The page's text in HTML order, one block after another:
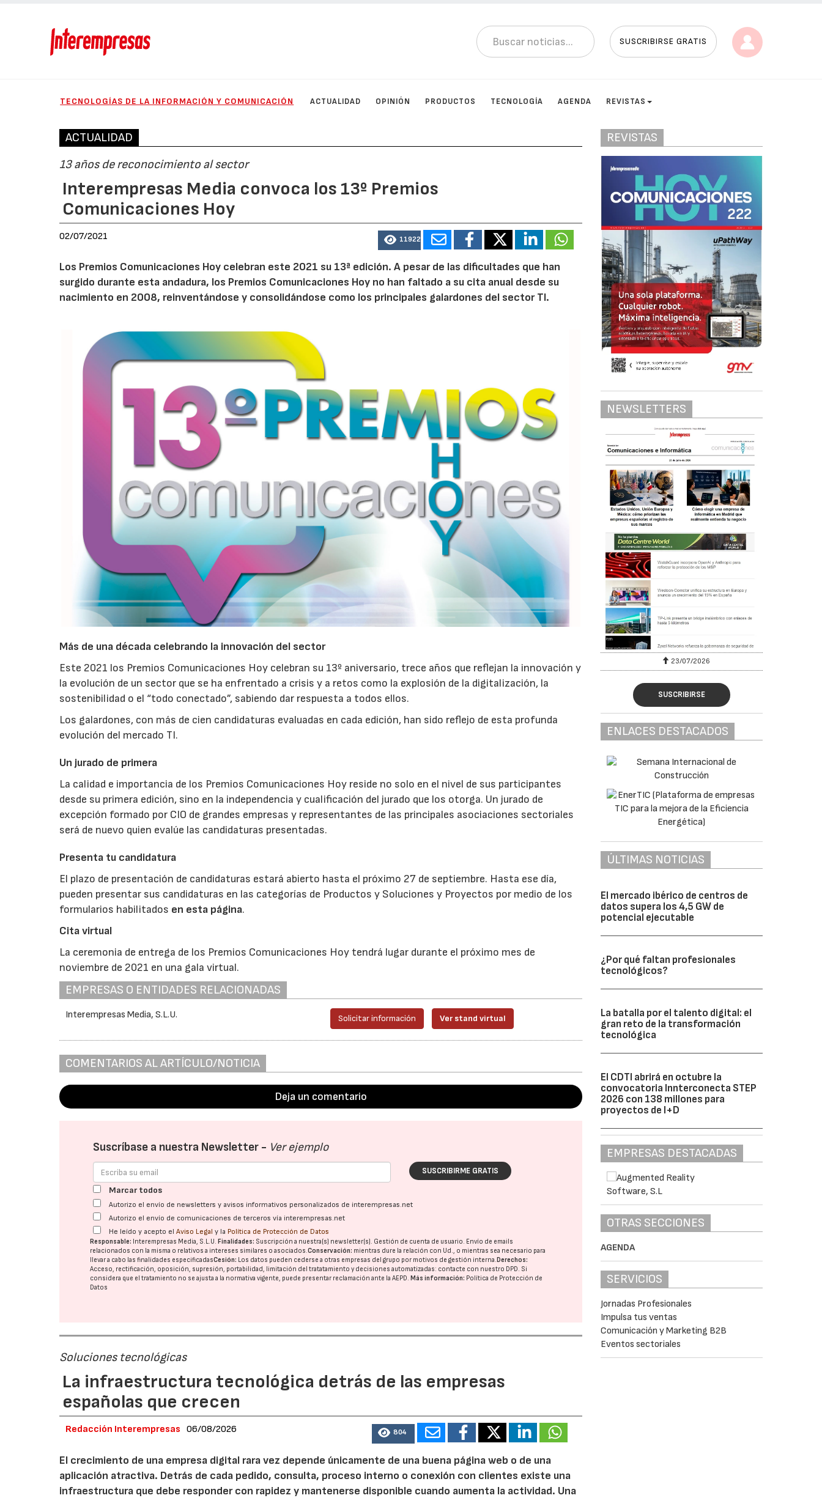
SUSCRIBIRSE GRATIS
TECNOLOGÍAS DE LA INFORMACIÓN Y COMUNICACIÓN ACTUALIDAD OPINIÓN PRODUCTOS TECNOLOGÍA AGENDA REVISTAS
ACTUALIDAD
13 años de reconocimiento al sector
Interempresas Media convoca los 13º Premios
Comunicaciones Hoy
02/07/2021 11922
Los Premios Comunicaciones Hoy celebran este 2021 su 13ª edición. A pesar de las dificultades que han
surgido durante esta andadura, los Premios Comunicaciones Hoy no han faltado a su cita anual desde su
nacimiento en 2008, reinventándose y consolidándose como los principales galardones del sector TI.
Más de una década celebrando la innovación del sector
Este 2021 los Premios Comunicaciones Hoy celebran su 13º aniversario, trece años que reflejan la innovación y
la evolución de un sector que se ha enfrentado a crisis y a retos como la explosión de la digitalización, la
sostenibilidad o el “todo conectado”, sabiendo dar respuesta a todos ellos.
Los galardones, con más de cien candidaturas evaluadas en cada edición, han sido reflejo de esta profunda
evolución del mercado TI.
Un jurado de primera
La calidad e importancia de los Premios Comunicaciones Hoy reside no solo en el nivel de sus participantes
desde su primera edición, sino en la independencia y cualificación del jurado que los otorga. Un jurado de
excepción formado por CIO de grandes empresas y representantes de las principales asociaciones sectoriales
será de nuevo quien evalúe las candidaturas presentadas.
Presenta tu candidatura
El plazo de presentación de candidaturas estará abierto hasta el próximo 27 de septiembre. Hasta ese día,
pueden presentar sus candidaturas en las categorías de Productos y Soluciones y Proyectos por medio de los
formularios habilitados en esta página.
Cita virtual
La ceremonia de entrega de los Premios Comunicaciones Hoy tendrá lugar durante el próximo mes de
noviembre de 2021 en una gala virtual.
EMPRESAS O ENTIDADES RELACIONADAS
Interempresas Media, S.L.U. Solicitar información Ver stand virtual
COMENTARIOS AL ARTÍCULO/NOTICIA
Deja un comentario
Suscríbase a nuestra Newsletter - Ver ejemplo
SUSCRIBIRME GRATIS
Marcar todos
Autorizo el envío de newsletters y avisos informativos personalizados de interempresas.net
Autorizo el envío de comunicaciones de terceros vía interempresas.net
He leído y acepto elAviso Legal y la Política de Protección de Datos
Responsable: Interempresas Media, S.L.U. Finalidades: Suscripción a nuestra(s) newsletter(s). Gestión de cuenta de usuario. Envío de emails
relacionados con la misma o relativos a intereses similares o asociados.Conservación: mientras dure la relación con Ud., o mientras sea necesario para
llevar a cabo las finalidades especificadasCesión: Los datos pueden cederse a otras empresas del grupo por motivos de gestión interna. Derechos:
Acceso, rectificación, oposición, supresión, portabilidad, limitación del tratatamiento y decisiones automatizadas: contacte con nuestro DPD. Si
considera que el tratamiento no se ajusta a la normativa vigente, puede presentar reclamación ante laAEPD. Más información: Política de Protección de
Datos
Soluciones tecnológicas
La infraestructura tecnológica detrás de las empresas
españolas que crecen
Redacción Interempresas 06/08/2026 804
El crecimiento de una empresa digital rara vez depende únicamente de una buena página web o de una
aplicación atractiva. Detrás de cada pedido, consulta, proceso interno o conexión con clientes existe una
infraestructura que debe responder con rapidez y mantenerse disponible cuando aumenta la actividad. Una
REVISTAS
NEWSLETTERS
23/07/2026
SUSCRIBIRSE
ENLACES DESTACADOS
ÚLTIMAS NOTICIAS
El mercado ibérico de centros de
datos supera los 4,5 GW de
potencial ejecutable
¿Por qué faltan profesionales
tecnológicos?
La batalla por el talento digital: el
gran reto de la transformación
tecnológica
El CDTI abrirá en octubre la
convocatoria Innterconecta STEP
2026 con 138 millones para
proyectos de I+D
EMPRESAS DESTACADAS
OTRAS SECCIONES
AGENDA
SERVICIOS
Jornadas Profesionales
Impulsa tus ventas
Comunicación y Marketing B2B
Eventos sectoriales